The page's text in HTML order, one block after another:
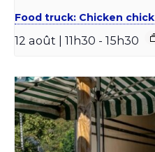
Food truck: Chicken chick
12 août | 11h30 - 15h30